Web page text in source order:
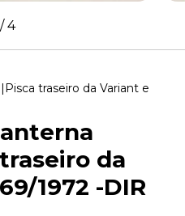
/4
traseiro da Variant e
da
1972 -DIR